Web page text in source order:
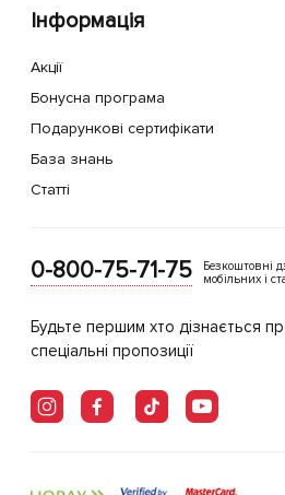
Інформація
Акції
Бонусна програма
Подарункові сертифікати
База знань
Статті
0-800-75-71-75
Безкоштовні
мобільних і
Будьте першим хто дізнається
спеціальні пропозиції